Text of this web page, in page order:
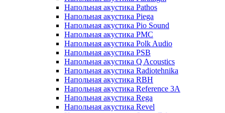
Напольная акустика Pathos
Напольная акустика Piega
Напольная акустика Pio Sound
Напольная акустика PMC
Напольная акустика Polk Audio
Напольная акустика PSB
Напольная акустика Q Acoustics
Напольная акустика Radiotehnika
Напольная акустика RBH
Напольная акустика Reference 3A
Напольная акустика Rega
Напольная акустика Revel